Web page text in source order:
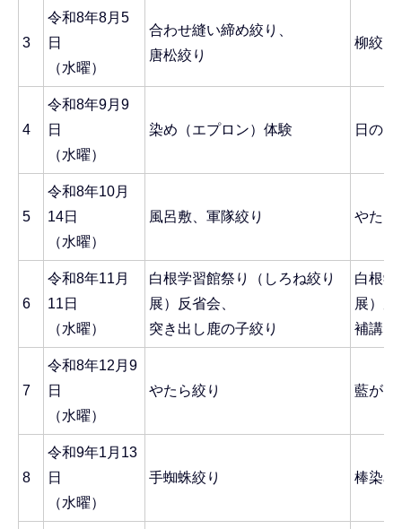
3
令和8年8月5
日
（水曜）
合わせ縫い締め絞り、
唐松絞り
柳絞り
4
令和8年9月9
日
（水曜）
染め（エプロン）体験 日の出
5
令和8年10月
14日
（水曜）
風呂敷、軍隊絞り やたら
6
令和8年11月
11日
（水曜）
白根学習館祭り（しろね絞り
展）反省会、
突き出し鹿の子絞り
白根学
展）反
補講
7
令和8年12月9
日
（水曜）
やたら絞り 藍がえ
8
令和9年1月13
日
（水曜）
手蜘蛛絞り 棒染め